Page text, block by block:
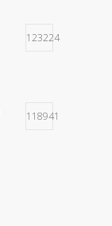
123224
118941